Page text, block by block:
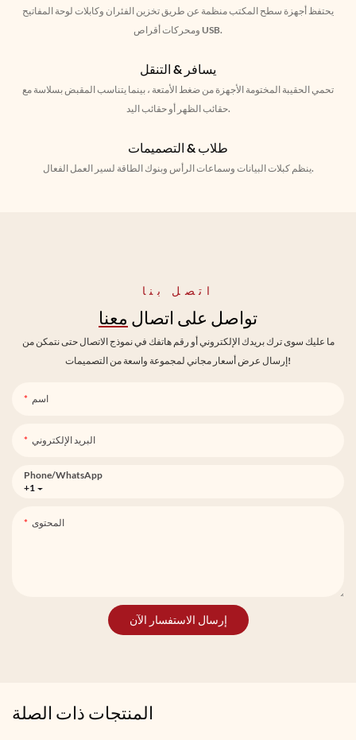
يحتفظ أجهزة سطح المكتب منظمة عن طريق تخزين الفئران وكابلات لوحة المفاتيح
ومحركات أقراص USB.
يسافر & التنقل
تحمي الحقيبة المختومة الأجهزة من ضغط الأمتعة ، بينما يتناسب المقبض بسلاسة مع
حقائب الظهر أو حقائب اليد.
طلاب & التصميمات
ينظم كبلات البيانات وسماعات الرأس وبنوك الطاقة لسير العمل الفعال.
اتصل بنا
تواصل على اتصال معنا
ما عليك سوى ترك بريدك الإلكتروني أو رقم هاتفك في نموذج الاتصال حتى نتمكن من
إرسال عرض أسعار مجاني لمجموعة واسعة من التصميمات!
اسم
البريد الإلكتروني
+1
Phone/whatsApp
المحتوى
إرسال الاستفسار الآن
المنتجات ذات الصلة